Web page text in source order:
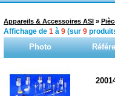
Appareils & Accessoires ASI »
Affichage de 1 à 9 (sur 9
Photo